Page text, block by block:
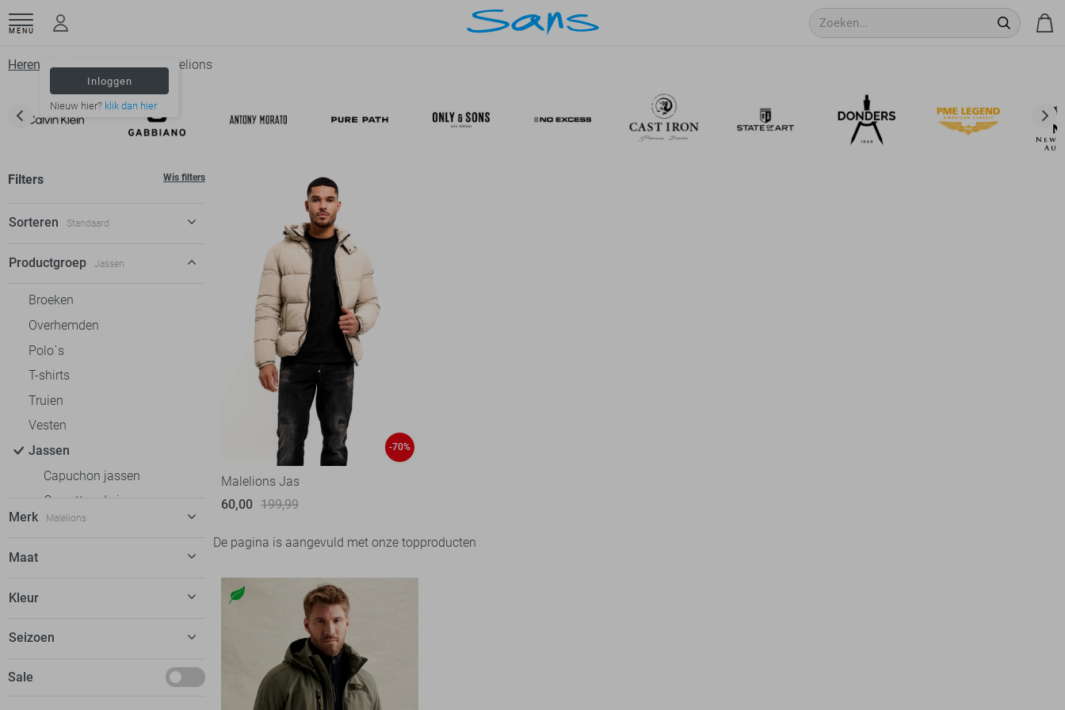
MENU
Inloggen
Nieuw hier? klik dan hier
Herenkleding Jassen Malelions
Filters Wis filters
Sorteren Standaard
Standaard
Productgroep Jassen
Broeken
Overhemden
Polo`s
T-shirts
Truien
Vesten
Jassen
Capuchon jassen
Gewatteerde jassen
Winterjassen
Ondergoed
Merk Malelions
Antony Morato 3
Calvin Klein
Donders
Maat
M
Kleur
Beige
Seizoen
Basics
Sale
-70%
Malelions Jas
60,00 199,99
De pagina is aangevuld met onze topproducten